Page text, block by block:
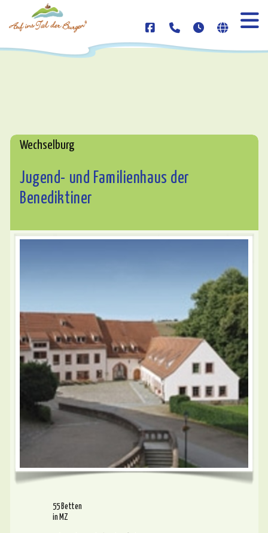
Wechselburg
Jugend- und Familienhaus der
Benediktiner
55 Betten
in MZ